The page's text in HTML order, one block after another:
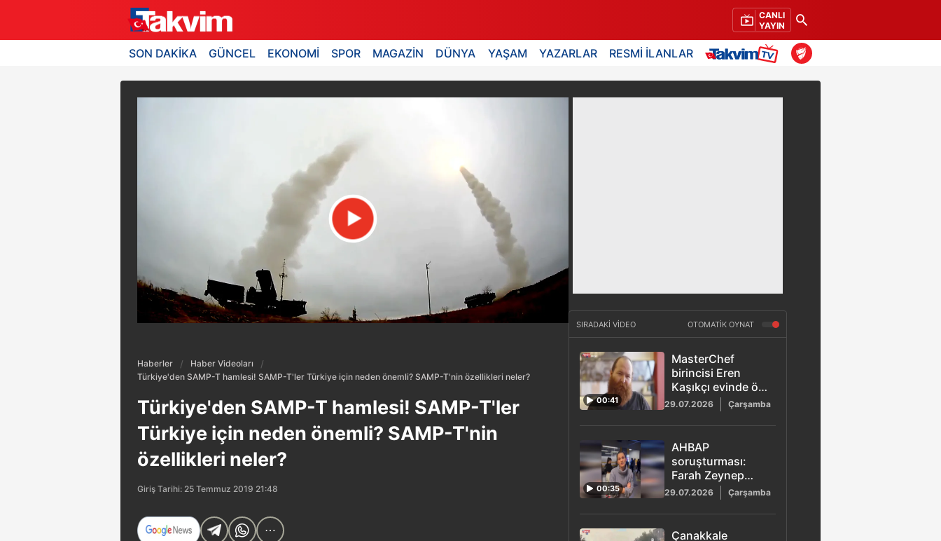
CANLI
YAYIN
SON DAKİKA GÜNCEL EKONOMİ SPOR MAGAZİN DÜNYA YAŞAM YAZARLAR RESMİ İLANLAR
Haberler
Haber Videoları
Türkiye'den SAMP-T hamlesi! SAMP-T'ler Türkiye için neden önemli? SAMP-T'nin özellikleri neler?
Türkiye'den SAMP-T hamlesi! SAMP-T'ler
Türkiye için neden önemli? SAMP-T'nin
özellikleri neler?
Giriş Tarihi: 25 Temmuz 2019 21:48
SIRADAKİ VİDEO OTOMATİK OYNAT
00:41
MasterChef
birincisi Eren
Kaşıkçı evinde ölü
bulundu
29.07.2026 Çarşamba
00:35
AHBAP
soruşturması:
Farah Zeynep
Abdullah ifadeye
çağrıldı! İşte
Babala TV
ofisinden yardım
29.07.2026 Çarşamba
Çanakkale